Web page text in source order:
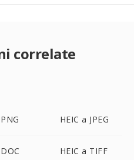
correlate
HEIC a JPEG
HEIC a TIFF